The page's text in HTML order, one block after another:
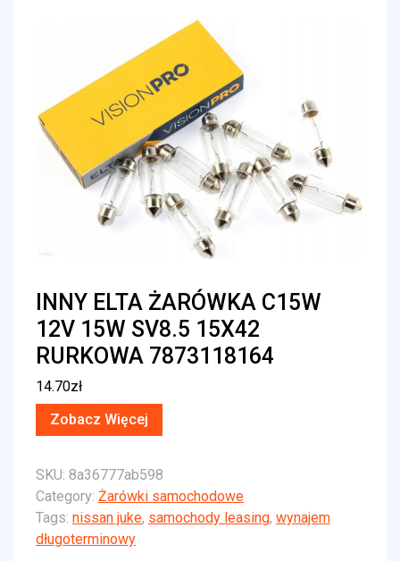
INNY ELTA ŻARÓWKA C15W
12V 15W SV8.5 15X42
RURKOWA 7873118164
14.70zł
Zobacz Więcej
SKU: 8a36777ab598
Category: Żarówki samochodowe
Tags: nissan juke, samochody leasing, wynajem
długoterminowy